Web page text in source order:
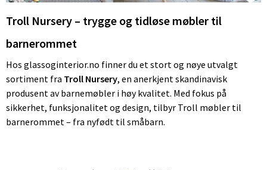
Troll Nursery – trygge og tidløse møbler til
barnerommet
Hos glassoginterior.no finner du et stort og nøye utvalgt
sortiment fra Troll Nursery, en anerkjent skandinavisk
produsent av barnemøbler i høy kvalitet. Med fokus på
sikkerhet, funksjonalitet og design, tilbyr Troll møbler til
barnerommet – fra nyfødt til småbarn.